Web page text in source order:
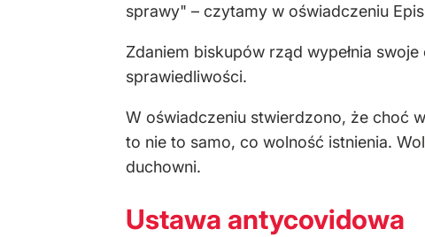
sprawy" – czytamy w oświadczeniu
Zdaniem biskupów rząd wypełnia
sprawiedliwości.
W oświadczeniu stwierdzono, że choć
to nie to samo, co wolność istnienia.
duchowni.
Ustawa antycovidowa